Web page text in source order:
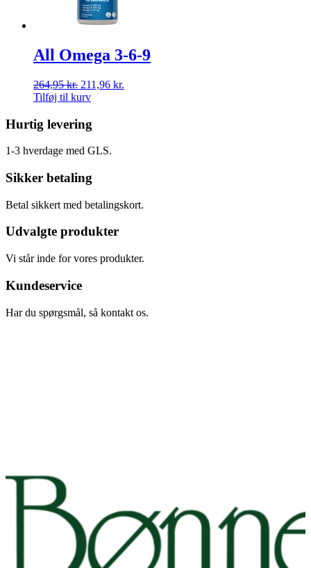
All Omega 3-6-9
264,95kr. 211,96 kr.
Tilføj til kurv
Hurtig levering
1-3 hverdage med GLS.
Sikker betaling
Betal sikkert med betalingskort.
Udvalgte produkter
Vi står inde for vores produkter.
Kundeservice
Har du spørgsmål, så kontakt os.